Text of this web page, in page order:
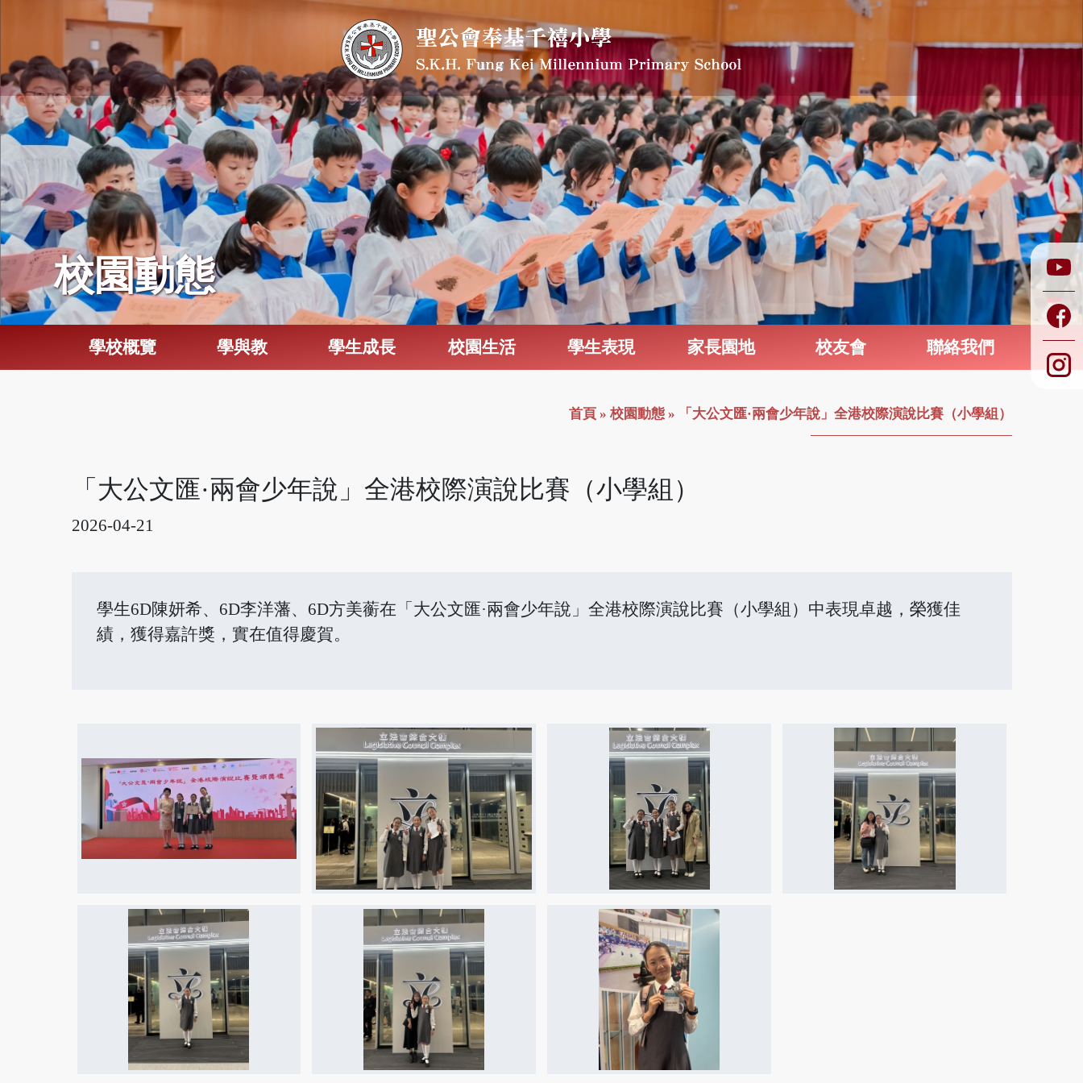
校園動態
學校概覽 學與教 學生成長 校園生活 學生表現 家長園地 校友會 聯絡我們
首頁 » 校園動態» 「大公文匯·兩會少年說」全港校際演說比賽（小學組）
「大公文匯·兩會少年說」全港校際演說比賽（小學組）
2026-04-21
學生6D陳妍希、6D李洋藩、6D方美蘅在「大公文匯·兩會少年說」全港校際演說比賽（小學組）中表現卓越，榮獲佳
績，獲得嘉許獎，實在值得慶賀。